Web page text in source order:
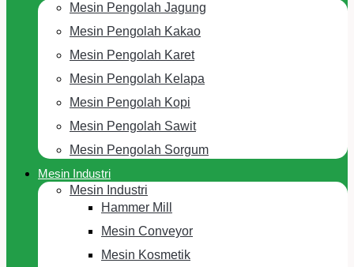
Mesin Pengolah Jagung
Mesin Pengolah Kakao
Mesin Pengolah Karet
Mesin Pengolah Kelapa
Mesin Pengolah Kopi
Mesin Pengolah Sawit
Mesin Pengolah Sorgum
Mesin Industri
Mesin Industri
Hammer Mill
Mesin Conveyor
Mesin Kosmetik